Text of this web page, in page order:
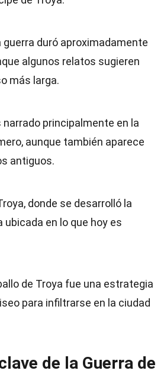
guerra duró aproximadamente
algunos relatos sugieren
más larga.
principalmente en la
aunque también aparece
antiguos.
donde se desarrolló la
ubicada en lo que hoy es
de Troya fue una estrategia
para infiltrarse en la ciudad
de la Guerra de